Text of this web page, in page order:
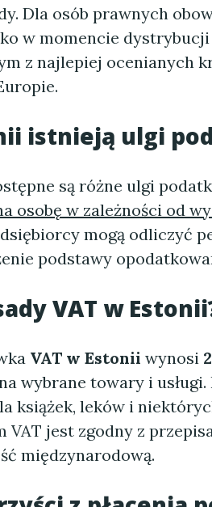
Dla osób prawnych
w momencie dystrybucji
z najlepiej ocenianych
istnieją ulgi
są różne ulgi
osobę w zależności od
mogą odliczyć
podstawy
VAT w
VAT w Estonii wynosi
wybrane towary i usługi.
książek, leków i
VAT jest zgodny z
międzynarodową.